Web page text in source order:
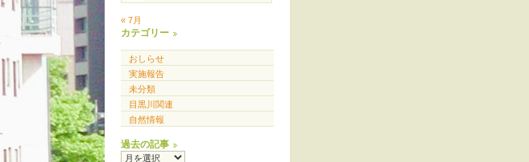
« 7月
カテゴリー
おしらせ
実施報告
未分類
目黒川関連
自然情報
過去の記事
過